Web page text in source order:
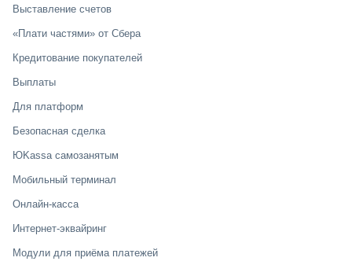
Выставление счетов
«Плати частями» от Сбера
Кредитование покупателей
Выплаты
Для платформ
Безопасная сделка
ЮKassa самозанятым
Мобильный терминал
Онлайн-касса
Интернет-эквайринг
Модули для приёма платежей